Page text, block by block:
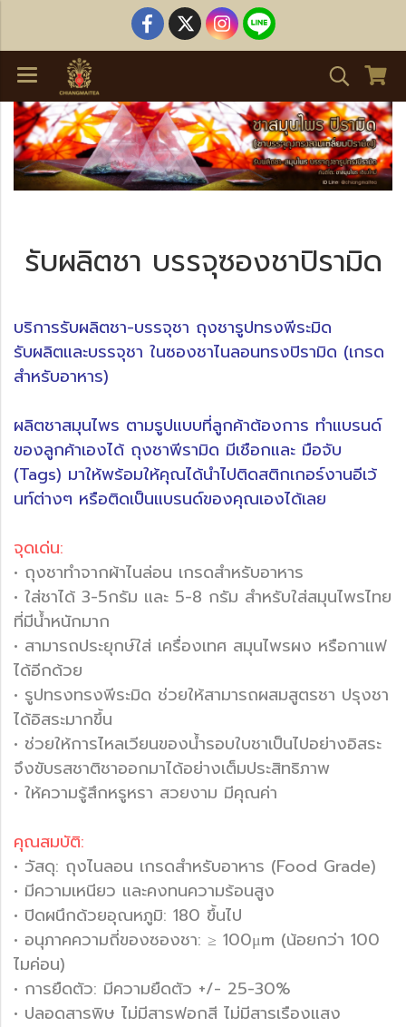
รับผลิตชา บรรจุซองชาปิรามิด
บริการรับผลิตชา-บรรจุชา ถุงชารูปทรงพีระมิด
รับผลิตและบรรจุชา ในซองชาไนลอนทรงปิรามิด (เกรด
สำหรับอาหาร)
ผลิตชาสมุนไพร ตามรูปแบบที่ลูกค้าต้องการ ทำแบรนด์
ของลูกค้าเองได้ ถุงชาพีรามิด มีเชือกและ มือจับ
(Tags) มาให้พร้อมให้คุณได้นำไปติดสติกเกอร์งานอีเว้
นท์ต่างๆ หรือติดเป็นแบรนด์ของคุณเองได้เลย
จุดเด่น:
• ถุงชาทำจากผ้าไนล่อน เกรดสำหรับอาหาร
• ใส่ชาได้ 3-5กรัม และ 5-8 กรัม สำหรับใส่สมุนไพรไทย
ที่มีน้ำหนักมาก
• สามารถประยุกษ์ใส่ เครื่องเทศ สมุนไพรผง หรือกาแฟ
ได้อีกด้วย
• รูปทรงทรงพีระมิด ช่วยให้สามารถผสมสูตรชา ปรุงชา
ได้อิสระมากขึ้น
• ช่วยให้การไหลเวียนของน้ำรอบใบชาเป็นไปอย่างอิสระ
จึงขับรสชาติชาออกมาได้อย่างเต็มประสิทธิภาพ
• ให้ความรู้สึกหรูหรา สวยงาม มีคุณค่า
คุณสมบัติ:
• วัสดุ: ถุงไนลอน เกรดสำหรับอาหาร (Food Grade)
• มีความเหนียว และคงทนความร้อนสูง
• ปิดผนึกด้วยอุณหภูมิ: 180 ขึ้นไป
• อนุภาคความถี่ของซองชา: ≥ 100μm (น้อยกว่า 100
ไมค่อน)
• การยืดตัว: มีความยืดตัว +/- 25-30%
• ปลอดสารพิษ ไม่มีสารฟอกสี ไม่มีสารเรืองแสง